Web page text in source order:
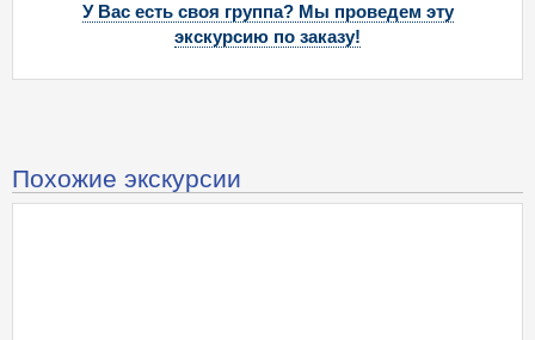
У Вас есть своя группа? Мы проведем эту
экскурсию по заказу!
Похожие экскурсии